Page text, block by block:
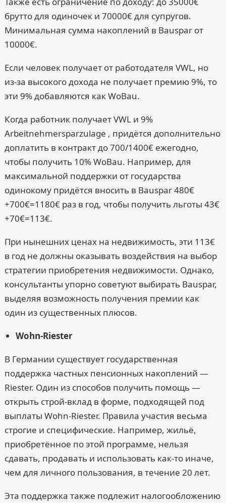
брутто для одиночек и 70000€ для супругов.
Минимальная сумма накоплений в Bauspar от
10000€.
Если человек получает от работодателя VWL, но
из-за высокого дохода не получает премию 9%, то
эти 9% добавляются как WoBau.
Когда работник получает VWL и 9%
Arbeitnehmersparzulage , придётся дополнительно
доплатить в контракт до 700/1400€ ежегодно,
чтобы получить 10% WoBau. Например, для
максимальной поддержки от государства
одинокому придётся вносить в Bauspar 480€
+700€=1180€ раз в год, чтобы получить льготы 43€
+70€=113€.
При нынешних ценах на недвижимость, эти 113€
в год не должны оказывать воздействия на выбор
стратегии приобретения недвижимости. Однако,
консультанты упорно советуют выбирать Bauspar,
выделяя возможность получения премии как
один из существенных плюсов.
Wohn-Riester
В Германии существует государственная
поддержка частных пенсионных накоплений —
Riester. Один из способов получить помощь —
открыть строй-вклад в форме, подходящей под
выплаты Wohn-Riester. Правила участия весьма
строгие и специфические. Например, жильё,
приобретённое по этой программе, нельзя
сдавать, продавать и использовать как-то иначе,
чем для личного пользования, в течение 20 лет.
Эта поддержка также подлежит налогообложению